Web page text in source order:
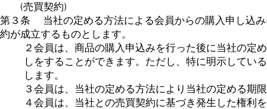
(売買契約)
第３条 当社の定める方法による会員からの購入申し込
約が成立するものとします。
２会員は、商品の購入申込みを行った後に当社の定
しをすることができます。ただし、特に明示してい
します。
３会員は、当社の定める方法により当社の定める期
４会員は、当社との売買契約に基づき発生した権利